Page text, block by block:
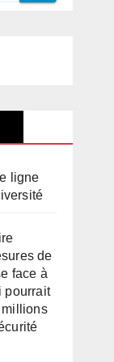
ligne
de
face à
pourrait
millions